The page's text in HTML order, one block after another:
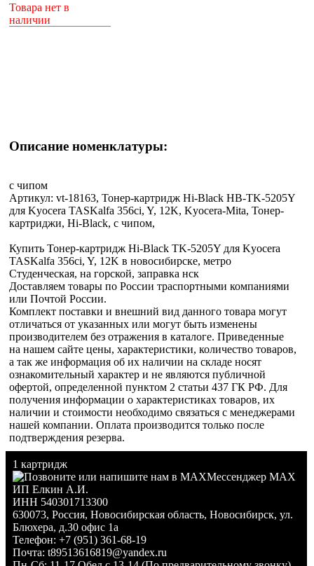
Товара нет в
наличии
Описание номенклатуры:
с чипом
Артикул: vt-18163, Тонер-картридж Hi-Black HB-TK-5205Y
для Kyocera TASKalfa 356ci, Y, 12K, Kyocera-Mita, Тонер-
картриджи, Hi-Black, с чипом,
Купить Тонер-картридж Hi-Black TK-5205Y для Kyocera
TASKalfa 356ci, Y, 12K в новосибирске, метро
Студенческая, на горской, заправка нск
Доставляем товары по России траспортными компаниями
или Почтой России.
Комплект поставки и внешний вид данного товара могут
отличаться от указанных или могут быть изменены
производителем без отражения в каталоге. Приведенные
на нашем сайте цены, характеристики, количество товаров,
а так же информация об их наличии на складе носят
ознакомительный характер и не являются публичной
офертой, определенной пунктом 2 статьи 437 ГК РФ. Для
получения информации о характеристиках товаров, их
наличии и стоимости необходимо связаться с менеджерами
нашей компании. Оплата производится только после
подтверждения резерва.
1 картридж
Мессенджер MAX
ИП Елкин А.И.
ИНН 540301713300
630073, Россия, Новосибирская область, Новосибирск, ул.
Блюхера, д.30 офис 1а
Телефон: +7 (951) 361-68-19
Почта: t89513616819@yandex.ru